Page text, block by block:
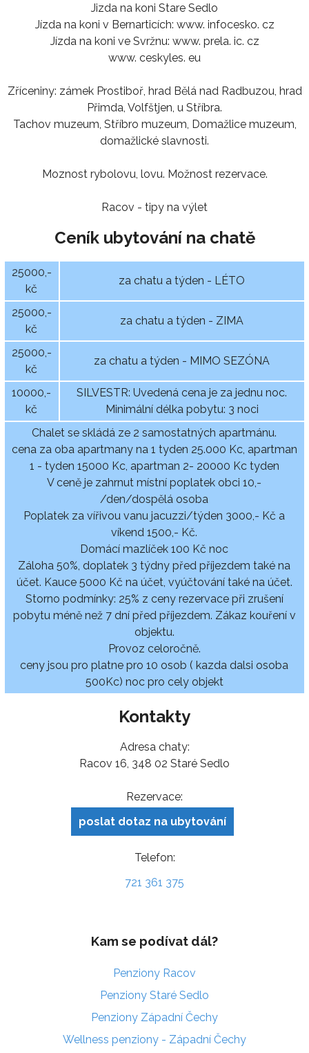
Jizda na koni Stare Sedlo
Jízda na koni v Bernarticích: www. infocesko. cz
Jízda na koni ve Svržnu: www. prela. ic. cz
www. ceskyles. eu
Zříceniny: zámek Prostiboř, hrad Bělá nad Radbuzou, hrad
Přimda, Volfštjen, u Stříbra.
Tachov muzeum, Stříbro muzeum, Domažlice muzeum,
domažlické slavnosti.
Moznost rybolovu, lovu. Možnost rezervace.
Racov - tipy na výlet
Ceník ubytování na chatě
25000,-
kč
za chatu a týden - LÉTO
25000,-
kč
za chatu a týden - ZIMA
25000,-
kč
za chatu a týden - MIMO SEZÓNA
10000,-
kč
SILVESTR: Uvedená cena je za jednu noc.
Minimální délka pobytu: 3 noci
Chalet se skládá ze 2 samostatných apartmánu.
cena za oba apartmany na 1 tyden 25.000 Kc, apartman
1 - tyden 15000 Kc, apartman 2- 20000 Kc tyden
V ceně je zahrnut místní poplatek obci 10,-
/den/dospělá osoba
Poplatek za vířivou vanu jacuzzi/týden 3000,- Kč a
víkend 1500,- Kč.
Domácí mazlíček 100 Kč noc
Záloha 50%, doplatek 3 týdny před příjezdem také na
účet. Kauce 5000 Kč na účet, vyúčtování také na účet.
Storno podmínky: 25% z ceny rezervace při zrušení
pobytu méně než 7 dní před příjezdem. Zákaz kouření v
objektu.
Provoz celoročně.
ceny jsou pro platne pro 10 osob ( kazda dalsi osoba
500Kc) noc pro cely objekt
Kontakty
Adresa chaty:
Racov 16, 348 02 Staré Sedlo
Rezervace:
poslat dotaz na ubytování
Telefon:
721 361 375
Kam se podívat dál?
Penziony Racov
Penziony Staré Sedlo
Penziony Západní Čechy
Wellness penziony - Západní Čechy